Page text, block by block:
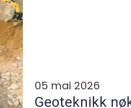
05 mai 2026
Geoteknikk nøkkelen til trygge og